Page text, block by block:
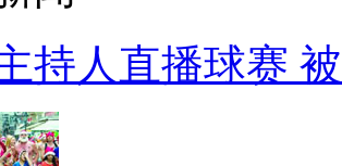
持人直播球赛